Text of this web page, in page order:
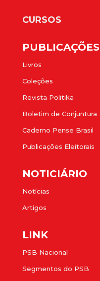
CURSOS
PUBLICAÇÕES
Livros
Coleções
Revista Politika
Boletim de Conjuntura
Caderno Pense Brasil
Publicações Eleitorais
NOTICIÁRIO
Notícias
Artigos
LINK
PSB Nacional
Segmentos do PSB